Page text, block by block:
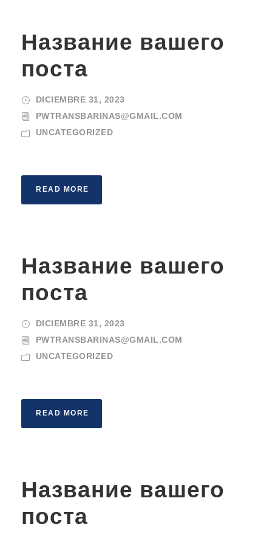
Название вашего
поста
DICIEMBRE 31, 2023
PWTRANSBARINAS@GMAIL.COM
UNCATEGORIZED
READ MORE
Название вашего
поста
DICIEMBRE 31, 2023
PWTRANSBARINAS@GMAIL.COM
UNCATEGORIZED
READ MORE
Название вашего
поста